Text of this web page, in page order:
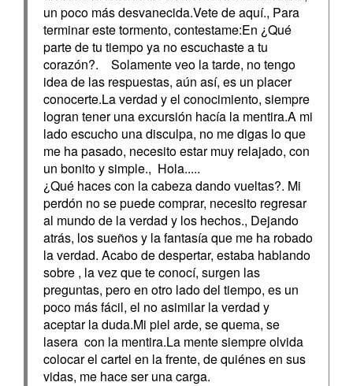
un poco más desvanecida.Vete de aquí., Para
terminar este tormento, contestame:En ¿Qué
parte de tu tiempo ya no escuchaste a tu
corazón?. Solamente veo la tarde, no tengo
idea de las respuestas, aún así, es un placer
conocerte.La verdad y el conocimiento, siempre
logran tener una excursión hacía la mentira.A mi
lado escucho una disculpa, no me digas lo que
me ha pasado, necesito estar muy relajado, con
un bonito y simple., Hola.....
¿Qué haces con la cabeza dando vueltas?. Mi
perdón no se puede comprar, necesito regresar
al mundo de la verdad y los hechos., Dejando
atrás, los sueños y la fantasía que me ha robado
la verdad. Acabo de despertar, estaba hablando
sobre , la vez que te conocí, surgen las
preguntas, pero en otro lado del tiempo, es un
poco más fácil, el no asimilar la verdad y
aceptar la duda.Mi piel arde, se quema, se
lasera con la mentira.La mente siempre olvida
colocar el cartel en la frente, de quiénes en sus
vidas, me hace ser una carga.